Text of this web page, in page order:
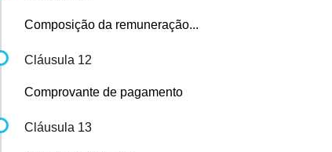
Composição da remuneração...
Cláusula 12
Comprovante de pagamento
Cláusula 13